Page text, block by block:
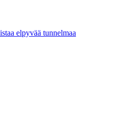
elpyvää tunnelmaa